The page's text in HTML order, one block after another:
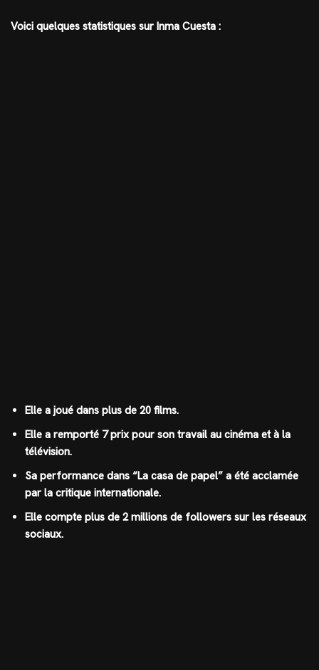
Voici quelques statistiques sur Inma Cuesta :
Elle a joué dans plus de 20 films.
Elle a remporté 7 prix pour son travail au cinéma et à la
télévision.
Sa performance dans “La casa de papel” a été acclamée
par la critique internationale.
Elle compte plus de 2 millions de followers sur les réseaux
sociaux.